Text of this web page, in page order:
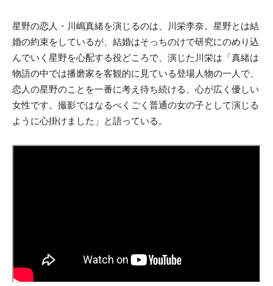
星野の恋人・川嶋真緒を演じるのは、川栄李奈。星野とは結
婚の約束をしているが、結婚はそっちのけで研究にのめり込
んでいく星野を心配する役どころで、演じた川栄は「真緒は
物語の中では播磨家を客観的に見ている登場人物の一人で、
恋人の星野のことを一番に考え待ち続ける、心が広く優しい
女性です。撮影ではなるべくごく普通の女の子として演じる
ように心掛けました」と語っている。